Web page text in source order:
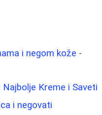
i negom kože -
Kreme i Saveti
i negovati